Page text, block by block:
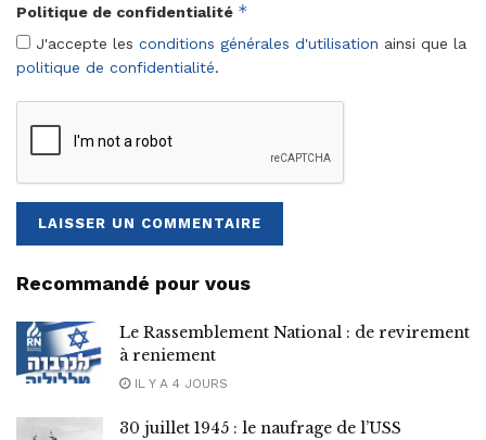
Politique de confidentialité *
J'accepte les conditions générales d'utilisation ainsi que la
politique de confidentialité.
Recommandé pour vous
Le Rassemblement National : de revirement
à reniement
IL Y A 4 JOURS
30 juillet 1945 : le naufrage de l’USS